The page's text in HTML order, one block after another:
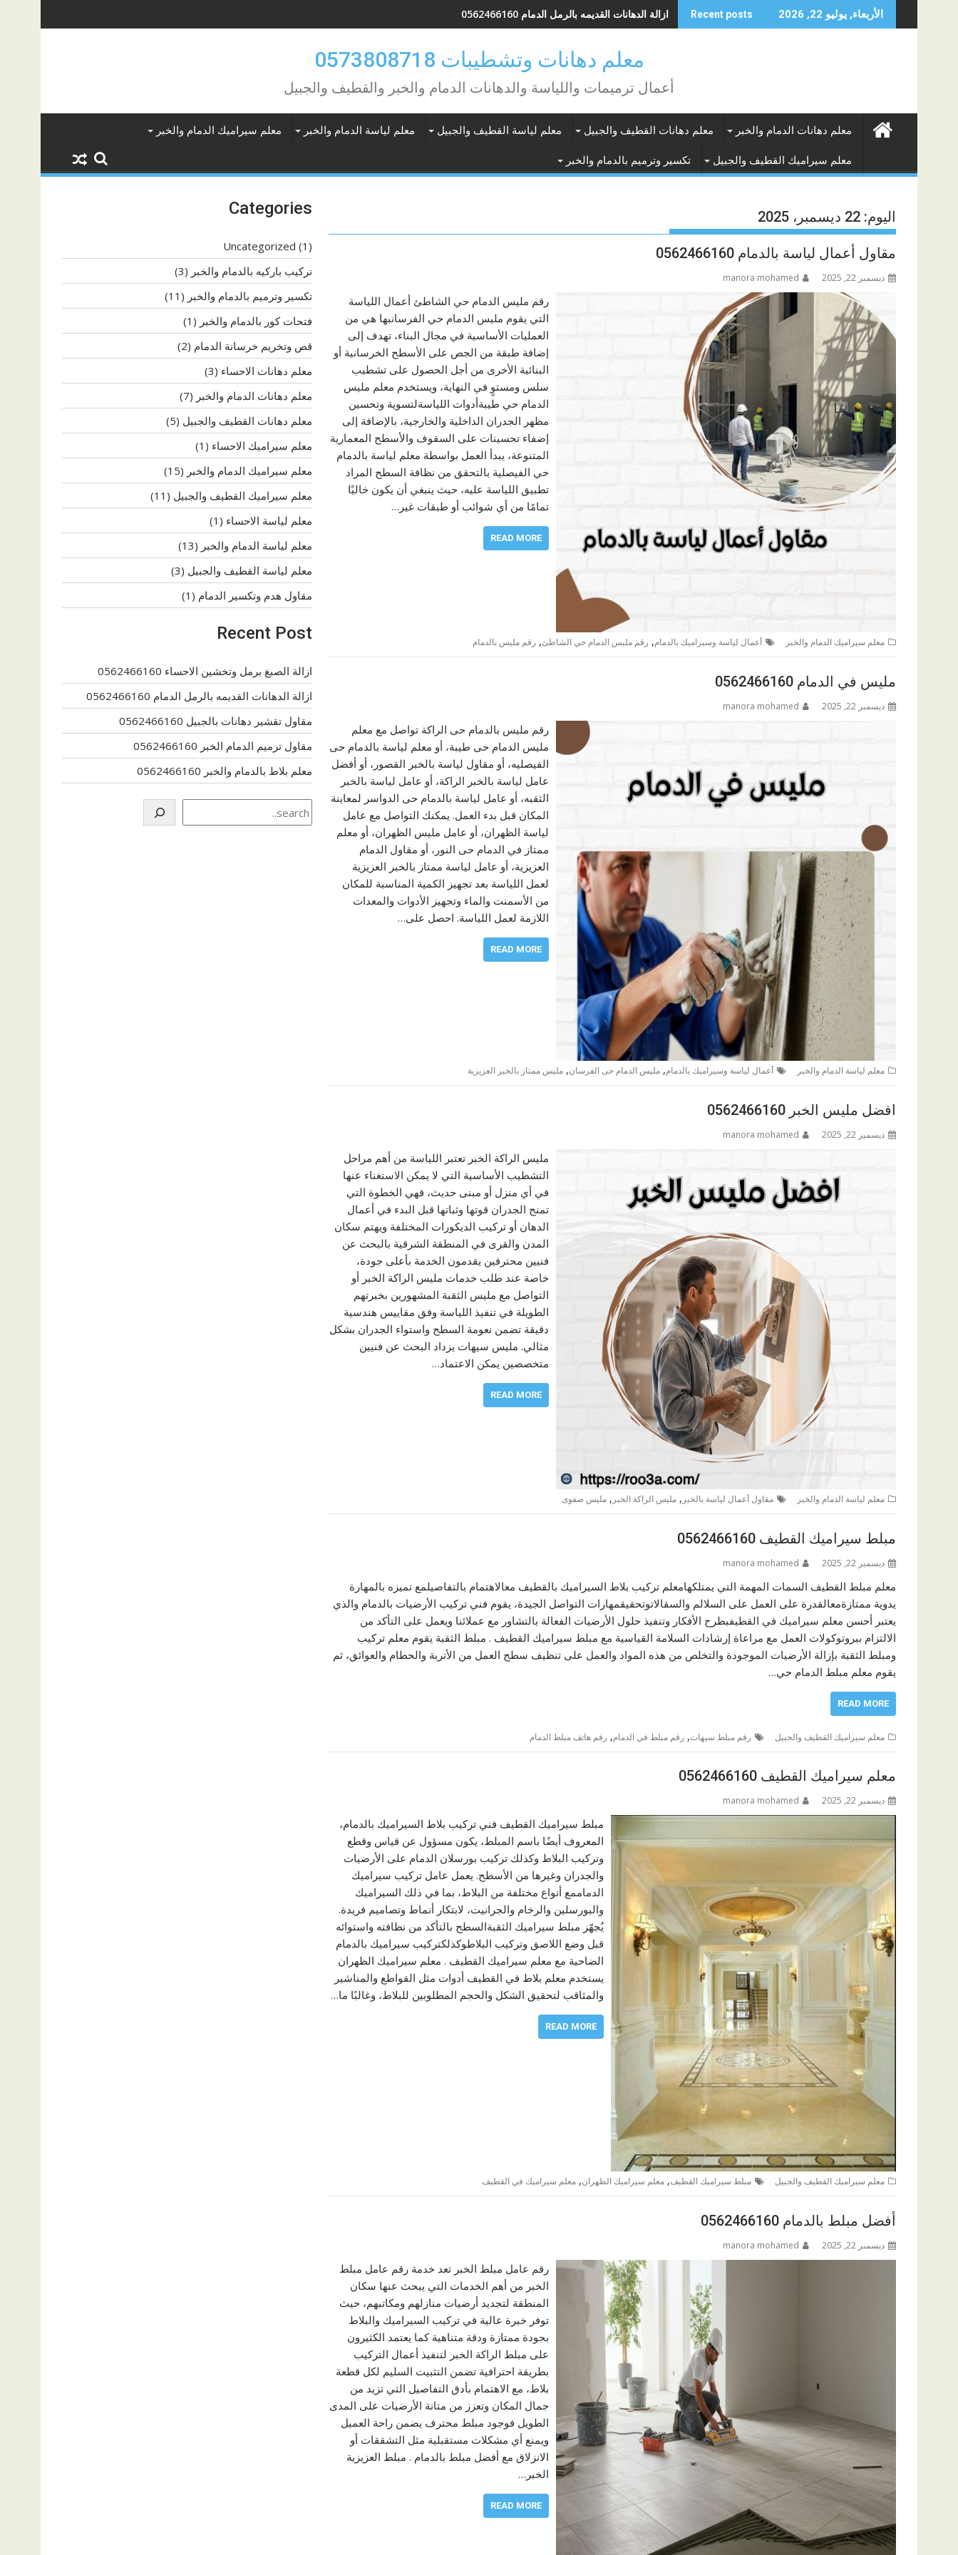
to
الأربعاء, يوليو 22, 2026 Recent posts ازالة الدهانات القديمه بالرمل الدمام 0562466160
معلم دهانات وتشطيبات 0573808718
أعمال ترميمات واللياسة والدهانات الدمام والخبر والقطيف والجبيل
معلم دهانات الدمام والخبر معلم دهانات القطيف والجبيل معلم لياسة القطيف والجبيل معلم لياسة الدمام والخبر معلم سيراميك الدمام والخبر
معلم سيراميك القطيف والجبيل تكسير وترميم بالدمام والخبر
اليوم: 22 ديسمبر، 2025
مقاول أعمال لياسة بالدمام 0562466160
ديسمبر 22, 2025 manora mohamed
رقم مليس الدمام حي الشاطئ أعمال اللياسة
التي يقوم مليس الدمام حي الفرسانبها هي من
العمليات الأساسية في مجال البناء، تهدف إلى
إضافة طبقة من الجص على الأسطح الخرسانية أو
البنائية الأخرى من أجل الحصول على تشطيب
سلس ومستوٍ في النهاية، ويستخدم معلم مليس
الدمام حي طيبةأدوات اللياسةلتسوية وتحسين
مظهر الجدران الداخلية والخارجية، بالإضافة إلى
إضفاء تحسينات على السقوف والأسطح المعمارية
المتنوعة، يبدأ العمل بواسطة معلم لياسة بالدمام
حي الفيصلية بالتحقق من نظافة السطح المراد
تطبيق اللياسة عليه، حيث ينبغي أن يكون خاليًا
تمامًا من أي شوائب أو طبقات غير…
READ MORE
معلم سيراميك الدمام والخبر أعمال لياسة وسيراميك بالدمام, رقم مليس الدمام حي الشاطئ, رقم مليس بالدمام
مليس في الدمام 0562466160
ديسمبر 22, 2025 manora mohamed
رقم مليس بالدمام حى الراكة تواصل مع معلم
مليس الدمام حى طيبة، أو معلم لياسة بالدمام حى
الفيصليه، أو مقاول لياسة بالخبر القصور، أو أفضل
عامل لياسة بالخبر الراكة، أو عامل لياسة بالخبر
الثقبه، أو عامل لياسة بالدمام حى الدواسر لمعاينة
المكان قبل بدء العمل. يمكنك التواصل مع عامل
لياسة الظهران، أو عامل مليس الظهران، أو معلم
ممتاز في الدمام حى النور، أو مقاول الدمام
العزيزية، أو عامل لياسة ممتاز بالخبر العزيزية
لعمل اللياسة بعد تجهيز الكمية المناسبة للمكان
من الأسمنت والماء وتجهيز الأدوات والمعدات
اللازمة لعمل اللياسة. احصل على…
READ MORE
معلم لياسة الدمام والخبر أعمال لياسة وسيراميك بالدمام, مليس الدمام حى الفرسان, مليس ممتاز بالخبر العزيزية
افضل مليس الخبر 0562466160
ديسمبر 22, 2025 manora mohamed
مليس الراكة الخبر تعتبر اللياسة من أهم مراحل
التشطيب الأساسية التي لا يمكن الاستغناء عنها
في أي منزل أو مبنى حديث، فهي الخطوة التي
تمنح الجدران قوتها وثباتها قبل البدء في أعمال
الدهان أو تركيب الديكورات المختلفة ويهتم سكان
المدن والقرى في المنطقة الشرقية بالبحث عن
فنيين محترفين يقدمون الخدمة بأعلى جودة،
خاصة عند طلب خدمات مليس الراكة الخبر أو
التواصل مع مليس الثقبة المشهورين بخبرتهم
الطويلة في تنفيذ اللياسة وفق مقاييس هندسية
دقيقة تضمن نعومة السطح واستواء الجدران بشكل
مثالي. مليس سيهات يزداد البحث عن فنيين
متخصصين يمكن الاعتماد…
READ MORE
معلم لياسة الدمام والخبر مقاول أعمال لياسة بالخبر , مليس الراكة الخبر , مليس صفوى
مبلط سيراميك القطيف 0562466160
ديسمبر 22, 2025 manora mohamed
معلم مبلط القطيف السمات المهمة التي يمتلكهامعلم تركيب بلاط السيراميك بالقطيف معالاهتمام بالتفاصيلمع تميزه بالمهارة
يدوية ممتازةمعالقدرة على العمل على السلالم والسقالاتوتحقيقمهارات التواصل الجيدة، يقوم فني تركيب الأرضيات بالدمام والذي
يعتبر أحسن معلم سيراميك في القطيفبطرح الأفكار وتنفيذ حلول الأرضيات الفعالة بالتشاور مع عملائنا ويعمل على التأكد من
الالتزام ببروتوكولات العمل مع مراعاة إرشادات السلامة القياسية مع مبلط سيراميك القطيف . مبلط الثقبة يقوم معلم تركيب
ومبلط الثقبة بإزالة الأرضيات الموجودة والتخلص من هذه المواد والعمل على تنظيف سطح العمل من الأتربة والحطام والعوائق، ثم
يقوم معلم مبلط الدمام حي…
READ MORE
معلم سيراميك القطيف والجبيل رقم مبلط سيهات, رقم مبلط في الدمام, رقم هاتف مبلط الدمام
معلم سيراميك القطيف 0562466160
ديسمبر 22, 2025 manora mohamed
مبلط سيراميك القطيف فني تركيب بلاط السيراميك بالدمام،
المعروف أيضًا باسم المبلط، يكون مسؤول عن قياس وقطع
وتركيب البلاط وكذلك تركيب بورسلان الدمام على الأرضيات
والجدران وغيرها من الأسطح. يعمل عامل تركيب سيراميك
الدماممع أنواع مختلفة من البلاط، بما في ذلك السيراميك
والبورسلين والرخام والجرانيت، لابتكار أنماط وتصاميم فريدة.
يُجهّز مبلط سيراميك الثقبةالسطح بالتأكد من نظافته واستوائه
قبل وضع اللاصق وتركيب البلاطوكذلكتركيب سيراميك بالدمام
الضاحية مع معلم سيراميك القطيف . معلم سيراميك الظهران
يستخدم معلم بلاط في القطيف أدوات مثل القواطع والمناشير
والمثاقب لتحقيق الشكل والحجم المطلوبين للبلاط، وغالبًا ما…
READ MORE
معلم سيراميك القطيف والجبيل مبلط سيراميك القطيف, معلم سيراميك الظهران, معلم سيراميك في القطيف
أفضل مبلط بالدمام 0562466160
ديسمبر 22, 2025 manora mohamed
رقم عامل مبلط الخبر تعد خدمة رقم عامل مبلط
الخبر من أهم الخدمات التي يبحث عنها سكان
المنطقة لتجديد أرضيات منازلهم ومكاتبهم، حيث
توفر خبرة عالية في تركيب السيراميك والبلاط
بجودة ممتازة ودقة متناهية كما يعتمد الكثيرون
على مبلط الراكة الخبر لتنفيذ أعمال التركيب
بطريقة احترافية تضمن التثبيت السليم لكل قطعة
بلاط، مع الاهتمام بأدق التفاصيل التي تزيد من
جمال المكان وتعزز من متانة الأرضيات على المدى
الطويل فوجود مبلط محترف يضمن راحة العميل
ويمنع أي مشكلات مستقبلية مثل التشققات أو
الانزلاق مع أفضل مبلط بالدمام . مبلط العزيزية
الخبر…
READ MORE
Categories
Uncategorized (1)
تركيب باركيه بالدمام والخبر (3)
تكسير وترميم بالدمام والخبر (11)
فتحات كور بالدمام والخبر (1)
قص وتخريم خرسانة الدمام (2)
معلم دهانات الاحساء (3)
معلم دهانات الدمام والخبر (7)
معلم دهانات القطيف والجبيل (5)
معلم سيراميك الاحساء (1)
معلم سيراميك الدمام والخبر (15)
معلم سيراميك القطيف والجبيل (11)
معلم لياسة الاحساء (1)
معلم لياسة الدمام والخبر (13)
معلم لياسة القطيف والجبيل (3)
مقاول هدم وتكسير الدمام (1)
Recent Post
ازالة الصبغ برمل وتخشين الاحساء 0562466160
ازالة الدهانات القديمه بالرمل الدمام 0562466160
مقاول تقشير دهانات بالجبيل 0562466160
مقاول ترميم الدمام الخبر 0562466160
معلم بلاط بالدمام والخبر 0562466160
Search